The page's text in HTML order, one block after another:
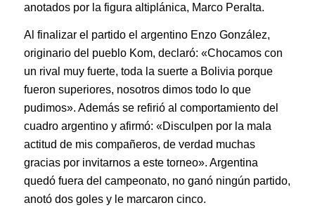
anotados por la figura altiplánica, Marco Peralta.
Al finalizar el partido el argentino Enzo González,
originario del pueblo Kom, declaró: «Chocamos con
un rival muy fuerte, toda la suerte a Bolivia porque
fueron superiores, nosotros dimos todo lo que
pudimos». Además se refirió al comportamiento del
cuadro argentino y afirmó: «Disculpen por la mala
actitud de mis compañeros, de verdad muchas
gracias por invitarnos a este torneo». Argentina
quedó fuera del campeonato, no ganó ningún partido,
anotó dos goles y le marcaron cinco.